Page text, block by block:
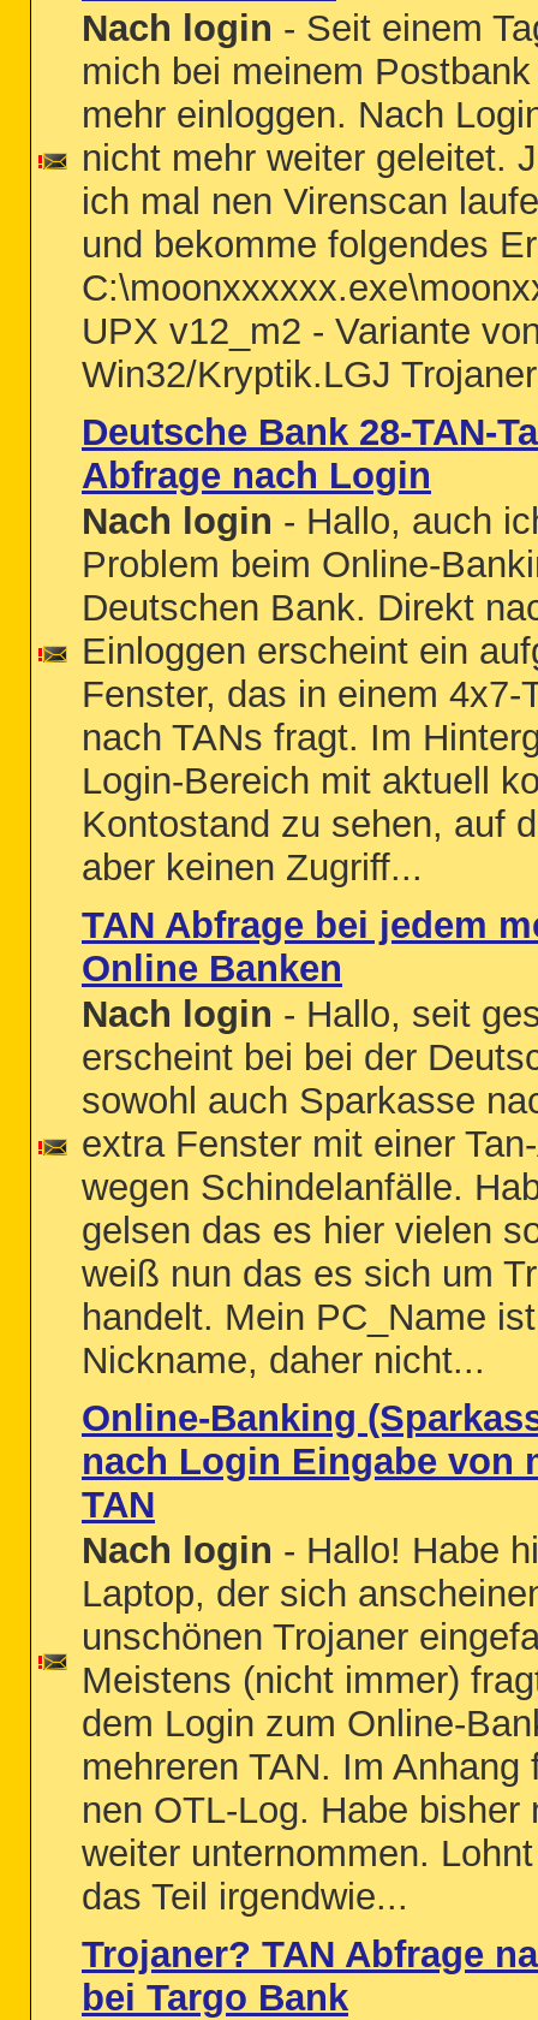
Nach login - Seit einem
mich bei meinem
mehr einloggen. Nach
nicht mehr weiter geleitet.
ich mal nen Virenscan
und bekomme folgendes
UPX v12_m2 - Variante
Win32/Kryptik.LGJ
Deutsche Bank 28-TAN-
Abfrage nach Login
Nach login - Hallo, auch
Problem beim Online-
Deutschen Bank. Direkt
Einloggen erscheint ein
Fenster, das in einem 4x7-
nach TANs fragt. Im
Login-Bereich mit aktuell
Kontostand zu sehen, auf
aber keinen Zugriff...
TAN Abfrage bei jedem
Online Banken
Nach login - Hallo, seit
erscheint bei bei der
sowohl auch Sparkasse
extra Fenster mit einer
wegen Schindelanfälle.
gelsen das es hier vielen
weiß nun das es sich um
handelt. Mein PC_Name
Nickname, daher nicht...
Online-Banking
nach Login Eingabe von
TAN
Nach login - Hallo! Habe
Laptop, der sich
unschönen Trojaner
Meistens (nicht immer)
dem Login zum Online-
mehreren TAN. Im Anhang
nen OTL-Log. Habe bisher
weiter unternommen.
das Teil irgendwie...
Trojaner? TAN Abfrage
bei Targo Bank